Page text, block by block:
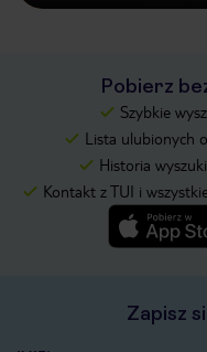
Pobierz
Szybkie
Lista ulubionych
Historia
Kontakt z TUI i
Zapisz